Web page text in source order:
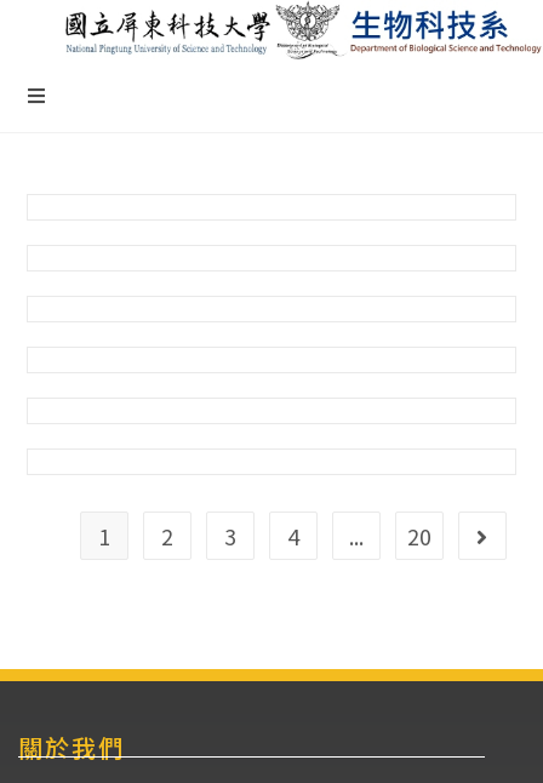
1 2 3 4 ... 20
關於我們